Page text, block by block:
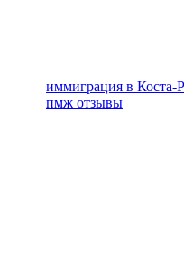
иммиграция в Коста-
пмж отзывы